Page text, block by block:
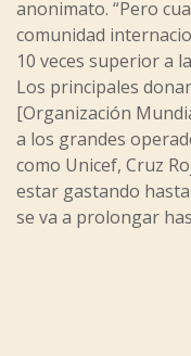
anonimato. “Pero
comunidad
10 veces superior a
Los principales
[Organización
a los grandes
como Unicef, Cruz
estar gastando
se va a prolongar